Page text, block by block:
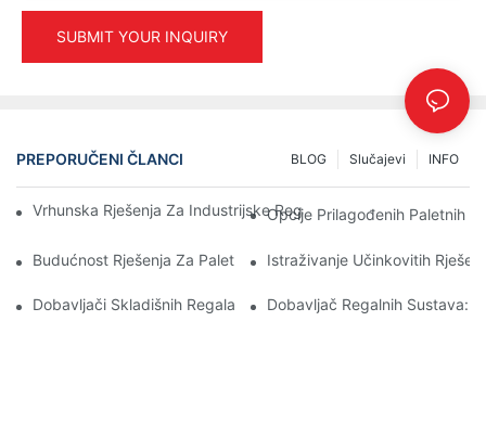
SUBMIT YOUR INQUIRY
PREPORUČENI ČLANCI INFO
Slučajevi
BLOG
Vrhunska Rješenja Za Industrijske Regale Za Učinkovito
Opcije Prilagođenih Paletnih
Budućnost Rješenja Za Paletne Regale: Trendovi I Inovacije
Istraživanje Učinkovitih
Dobavljači Skladišnih Regala: Na Što Treba Paziti
Dobavljač Regalnih Sustava: